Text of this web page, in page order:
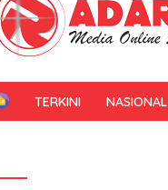
H
TERKINI NASIONAL